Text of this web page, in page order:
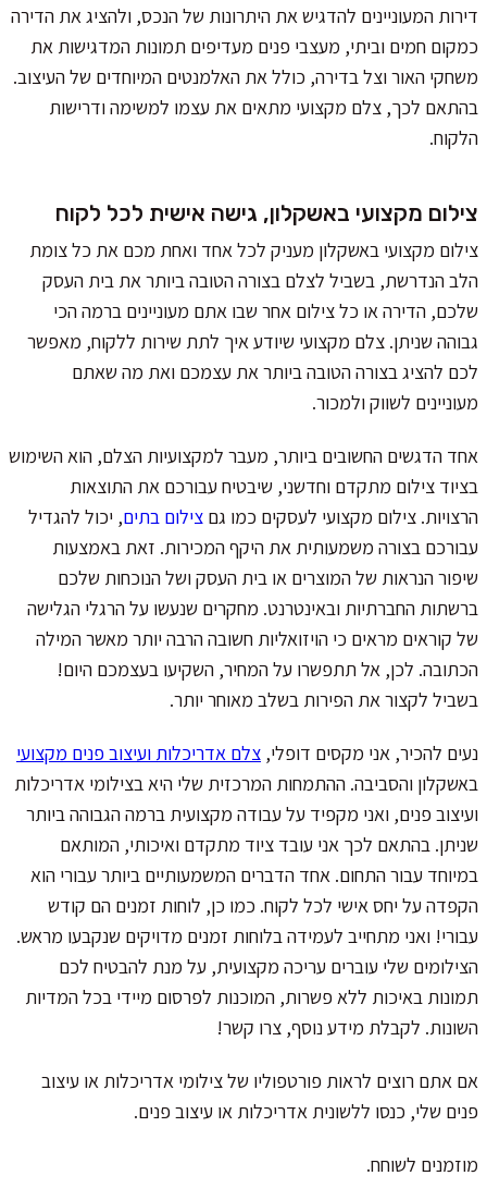
דירות המעוניינים להדגיש את היתרונות של הנכס, ולהציג את הדירה
כמקום חמים וביתי, מעצבי פנים מעדיפים תמונות המדגישות את
משחקי האור וצל בדירה, כולל את האלמנטים המיוחדים של העיצוב.
בהתאם לכך, צלם מקצועי מתאים את עצמו למשימה ודרישות
הלקוח.
צילום מקצועי באשקלון, גישה אישית לכל לקוח
צילום מקצועי באשקלון מעניק לכל אחד ואחת מכם את כל צומת
הלב הנדרשת, בשביל לצלם בצורה הטובה ביותר את בית העסק
שלכם, הדירה או כל צילום אחר שבו אתם מעוניינים ברמה הכי
גבוהה שניתן. צלם מקצועי שיודע איך לתת שירות ללקוח, מאפשר
לכם להציג בצורה הטובה ביותר את עצמכם ואת מה שאתם
מעוניינים לשווק ולמכור.
אחד הדגשים החשובים ביותר, מעבר למקצועיות הצלם, הוא השימוש
בציוד צילום מתקדם וחדשני, שיבטיח עבורכם את התוצאות
הרצויות. צילום מקצועי לעסקים כמו גם צילום בתים, יכול להגדיל
עבורכם בצורה משמעותית את היקף המכירות. זאת באמצעות
שיפור הנראות של המוצרים או בית העסק ושל הנוכחות שלכם
ברשתות החברתיות ובאינטרנט. מחקרים שנעשו על הרגלי הגלישה
של קוראים מראים כי הויזואליות חשובה הרבה יותר מאשר המילה
הכתובה. לכן, אל תתפשרו על המחיר, השקיעו בעצמכם היום!
בשביל לקצור את הפירות בשלב מאוחר יותר.
נעים להכיר, אני מקסים דופלי, צלם אדריכלות ועיצוב פנים מקצועי
באשקלון והסביבה. ההתמחות המרכזית שלי היא בצילומי אדריכלות
ועיצוב פנים, ואני מקפיד על עבודה מקצועית ברמה הגבוהה ביותר
שניתן. בהתאם לכך אני עובד ציוד מתקדם ואיכותי, המותאם
במיוחד עבור התחום. אחד הדברים המשמעותיים ביותר עבורי הוא
הקפדה על יחס אישי לכל לקוח. כמו כן, לוחות זמנים הם קודש
עבורי! ואני מתחייב לעמידה בלוחות זמנים מדויקים שנקבעו מראש.
הצילומים שלי עוברים עריכה מקצועית, על מנת להבטיח לכם
תמונות באיכות ללא פשרות, המוכנות לפרסום מיידי בכל המדיות
השונות. לקבלת מידע נוסף, צרו קשר!
אם אתם רוצים לראות פורטפוליו של צילומי אדריכלות או עיצוב
פנים שלי, כנסו ללשונית אדריכלות או עיצוב פנים.
מוזמנים לשוחח.